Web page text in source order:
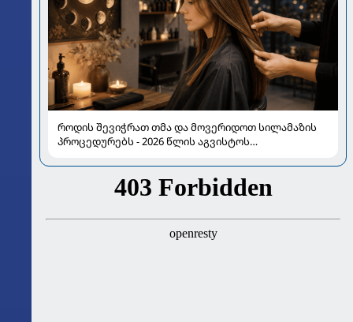
როდის შევიჭრათ თმა და მოვერიდოთ სილამაზის
პროცედურებს - 2026 წლის აგვისტოს